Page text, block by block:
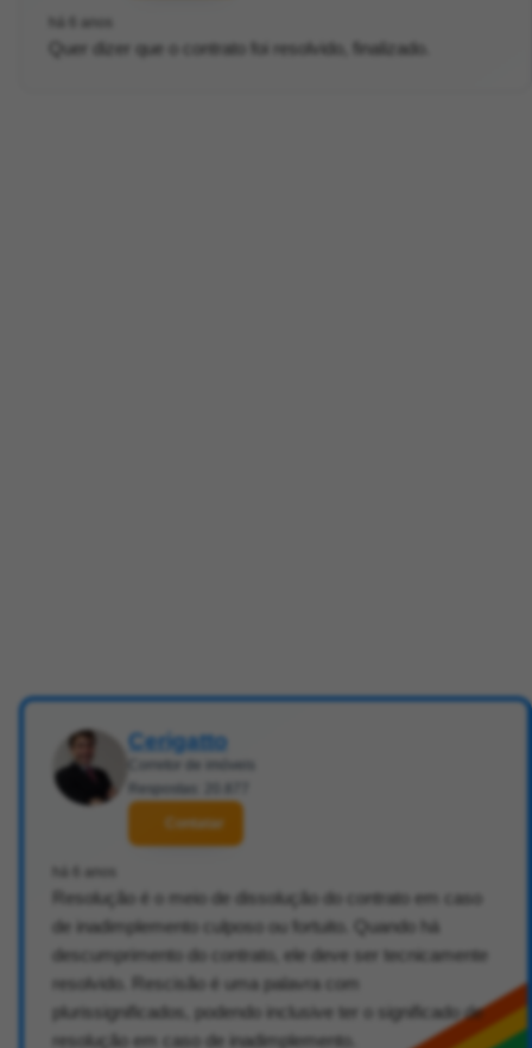
há 6 anos
Quer dizer que o contrato foi resolvido, finalizado.
Cerigatto
Corretor de imóveis
Respostas: 20.877
Contatar
há 6 anos
Resolução é o meio de dissolução do contrato em caso
de inadimplemento culposo ou fortuito. Quando há
descumprimento do contrato, ele deve ser tecnicamente
resolvido. Rescisão é uma palavra com
plurissignificados, podendo inclusive ter o significado de
resolução em caso de inadimplemento.